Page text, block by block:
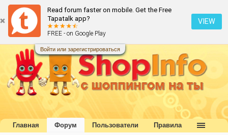
Read forum faster on mobile. Get the Free
Tapatalk app?
FREE - on Google Play
VIEW
Войти или зарегистрироваться
Главная Форум Пользователи Правила